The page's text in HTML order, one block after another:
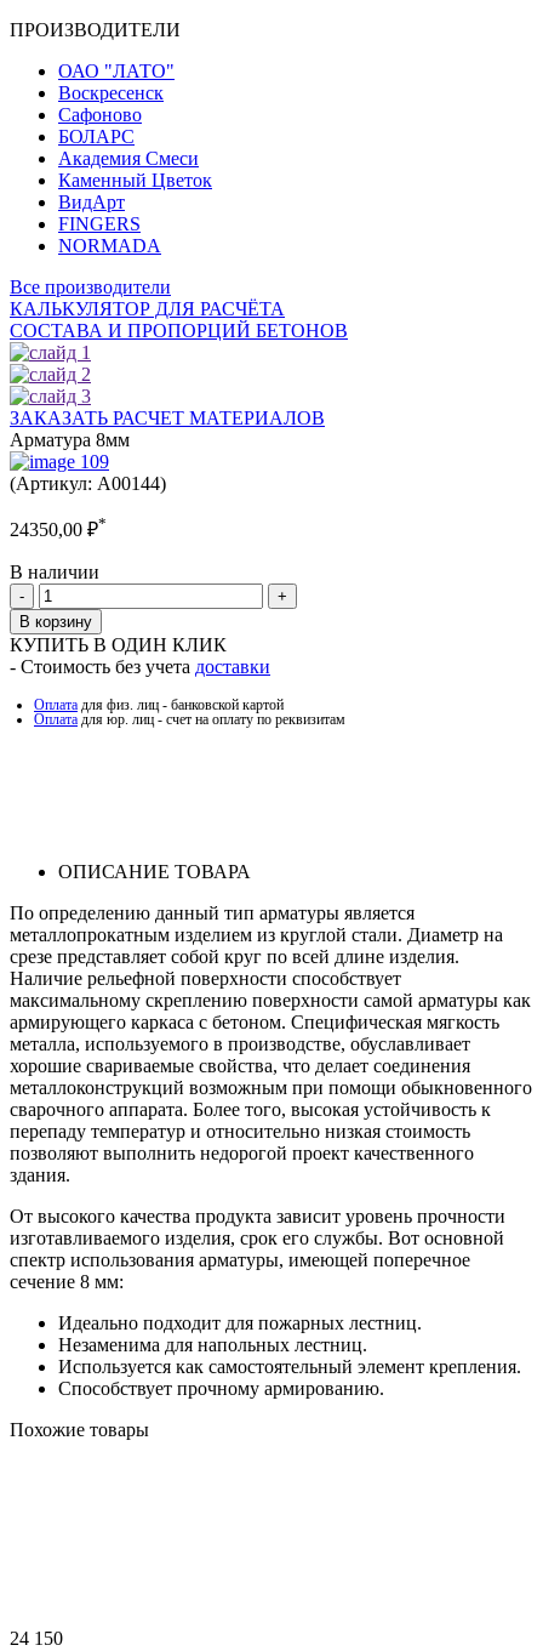
ПРОИЗВОДИТЕЛИ
ОАО "ЛАТО"
Воскресенск
Сафоново
БОЛАРС
Академия Смеси
Каменный Цветок
ВидАрт
FINGERS
NORMADA
Все производители
КАЛЬКУЛЯТОР ДЛЯ РАСЧЁТА
СОСТАВА И ПРОПОРЦИЙ БЕТОНОВ
ЗАКАЗАТЬ РАСЧЕТ МАТЕРИАЛОВ
Арматура 8мм
(Артикул: A00144)
24350,00 ₽*
В наличии
Количество
В корзину
КУПИТЬ В ОДИН КЛИК
- Стоимость без учета доставки
Оплата для физ. лиц - банковской картой
Оплата для юр. лиц - счет на оплату по реквизитам
ОПИСАНИЕ ТОВАРА
По определению данный тип арматуры является
металлопрокатным изделием из круглой стали. Диаметр на
срезе представляет собой круг по всей длине изделия.
Наличие рельефной поверхности способствует
максимальному скреплению поверхности самой арматуры как
армирующего каркаса с бетоном. Специфическая мягкость
металла, используемого в производстве, обуславливает
хорошие свариваемые свойства, что делает соединения
металлоконструкций возможным при помощи обыкновенного
сварочного аппарата. Более того, высокая устойчивость к
перепаду температур и относительно низкая стоимость
позволяют выполнить недорогой проект качественного
здания.
От высокого качества продукта зависит уровень прочности
изготавливаемого изделия, срок его службы. Вот основной
спектр использования арматуры, имеющей поперечное
сечение 8 мм:
Идеально подходит для пожарных лестниц.
Незаменима для напольных лестниц.
Используется как самостоятельный элемент крепления.
Способствует прочному армированию.
Похожие товары
24 150